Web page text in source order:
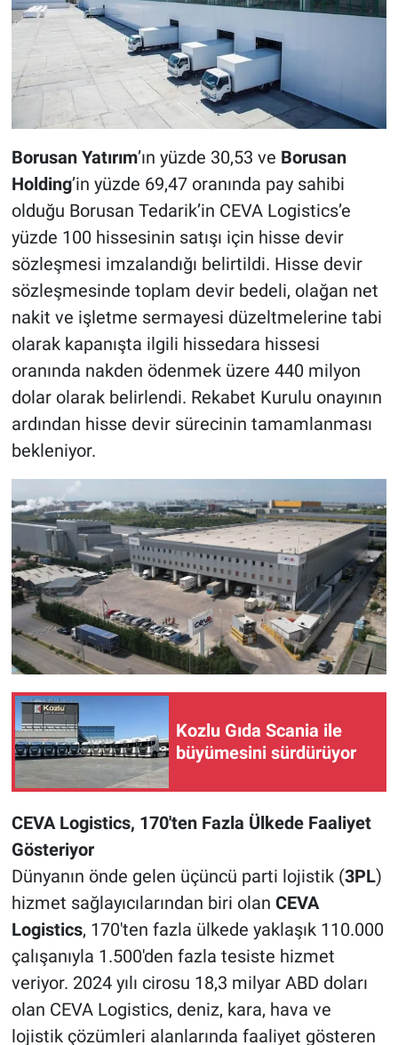
Borusan Yatırım’ın yüzde 30,53 ve Borusan
Holding’in yüzde 69,47 oranında pay sahibi
olduğu Borusan Tedarik’in CEVA Logistics’e
yüzde 100 hissesinin satışı için hisse devir
sözleşmesi imzalandığı belirtildi. Hisse devir
sözleşmesinde toplam devir bedeli, olağan net
nakit ve işletme sermayesi düzeltmelerine tabi
olarak kapanışta ilgili hissedara hissesi
oranında nakden ödenmek üzere 440 milyon
dolar olarak belirlendi. Rekabet Kurulu onayının
ardından hisse devir sürecinin tamamlanması
bekleniyor.
Kozlu Gıda Scania ile
büyümesini sürdürüyor
CEVA Logistics, 170'ten Fazla Ülkede Faaliyet
Gösteriyor
Dünyanın önde gelen üçüncü parti lojistik (3PL)
hizmet sağlayıcılarından biri olan CEVA
Logistics, 170'ten fazla ülkede yaklaşık 110.000
çalışanıyla 1.500'den fazla tesiste hizmet
veriyor. 2024 yılı cirosu 18,3 milyar ABD doları
olan CEVA Logistics, deniz, kara, hava ve
lojistik çözümleri alanlarında faaliyet gösteren